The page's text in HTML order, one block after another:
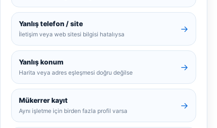
Yanlış telefon / site
İletişim veya web sitesi bilgisi hatalıysa
→
Yanlış konum
Harita veya adres eşleşmesi doğru değilse
→
Mükerrer kayıt
Aynı işletme için birden fazla profil varsa
→